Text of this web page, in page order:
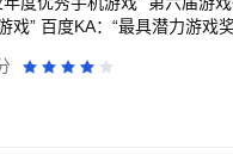
事迹，能够被更多人所知道
官方微博：
戏” 百度KA：“最具潜力游戏
戏，在游戏里面你将要扮演一
。游戏以提升自我和投资收
行签约成为你的秘书，知名